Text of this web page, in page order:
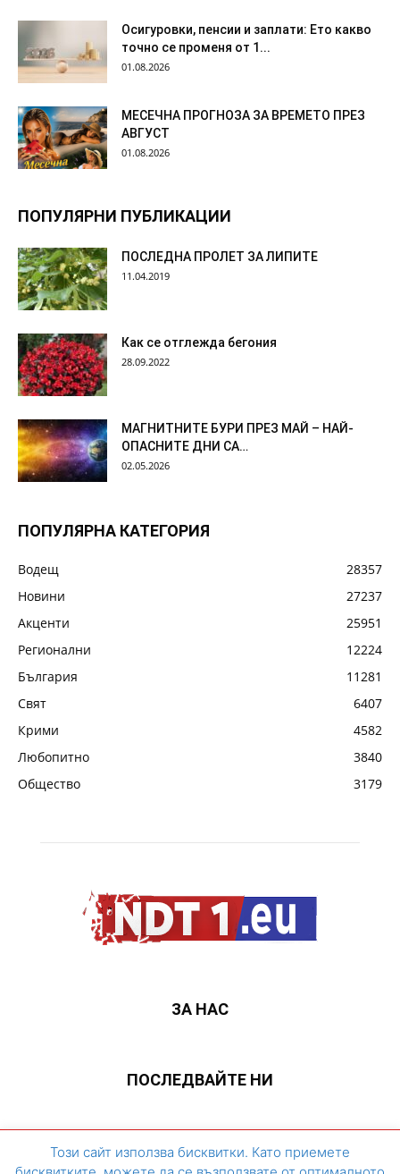
Осигуровки, пенсии и заплати: Ето какво
точно се променя от 1...
01.08.2026
МЕСЕЧНА ПРОГНОЗА ЗА ВРЕМЕТО ПРЕЗ
АВГУСТ
01.08.2026
ПОПУЛЯРНИ ПУБЛИКАЦИИ
ПОСЛЕДНА ПРОЛЕТ ЗА ЛИПИТЕ
11.04.2019
Как се отглежда бегония
28.09.2022
МАГНИТНИТЕ БУРИ ПРЕЗ МАЙ – НАЙ-
ОПАСНИТЕ ДНИ СА…
02.05.2026
ПОПУЛЯРНА КАТЕГОРИЯ
Водещ
28357
Новини
27237
Акценти
25951
Регионални
12224
България
11281
Свят
6407
Крими
4582
Любопитно
3840
Общество
3179
ЗА НАС
ПОСЛЕДВАЙТЕ НИ
ЗА НАС Контакти Архивен сайт
Този сайт използва бисквитки. Като приемете